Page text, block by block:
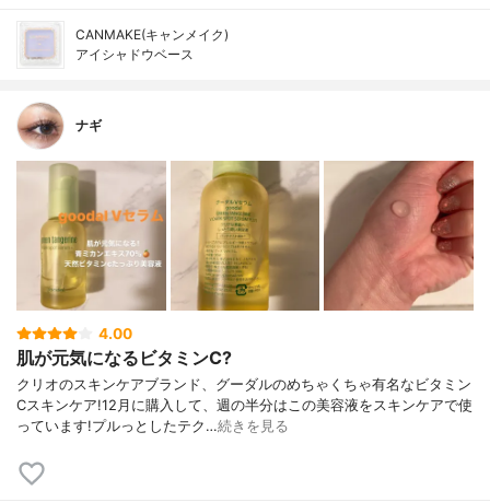
CANMAKE(キャンメイク)
アイシャドウベース
ナギ
4.00
肌が元気になるビタミンC?
クリオのスキンケアブランド、グーダルのめちゃくちゃ有名なビタミン
Cスキンケア!12月に購入して、週の半分はこの美容液をスキンケアで使
っています!プルっとしたテク…続きを見る